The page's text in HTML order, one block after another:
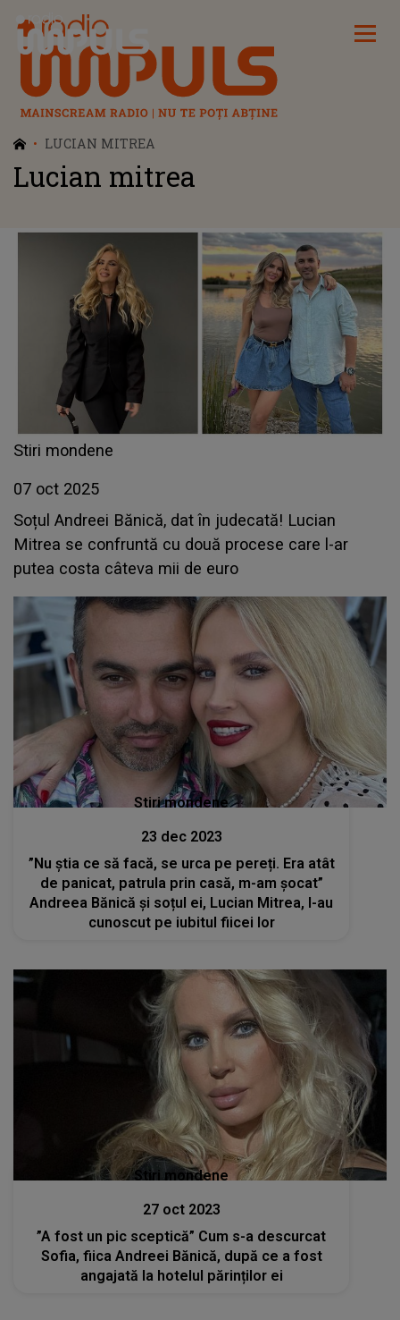
Radio Impuls
LUCIAN MITREA
Lucian mitrea
Stiri mondene
07 oct 2025
Soțul Andreei Bănică, dat în judecată! Lucian
Mitrea se confruntă cu două procese care l-ar
putea costa câteva mii de euro
Stiri mondene
23 dec 2023
”Nu știa ce să facă, se urca pe pereți. Era atât
de panicat, patrula prin casă, m-am șocat”
Andreea Bănică și soțul ei, Lucian Mitrea, l-au
cunoscut pe iubitul fiicei lor
Stiri mondene
27 oct 2023
”A fost un pic sceptică” Cum s-a descurcat
Sofia, fiica Andreei Bănică, după ce a fost
angajată la hotelul părinților ei